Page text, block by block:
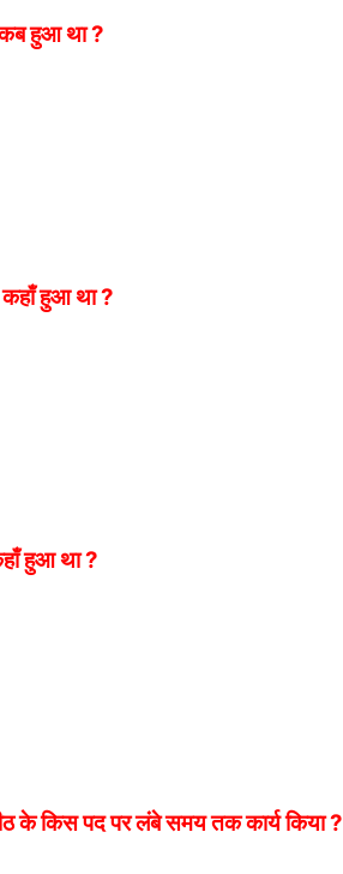
कब हुआ था ?
कहाँ हुआ था ?
हुआ था ?
के किस पद पर लंबे समय तक कार्य किया ?